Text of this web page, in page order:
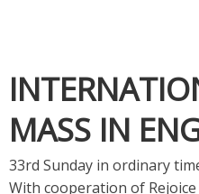
MASS IN
33rd Sunday in ordinary
With cooperation of